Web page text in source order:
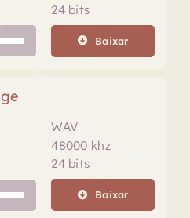
24 bits
Baixar
WAV
48000 khz
24 bits
Baixar